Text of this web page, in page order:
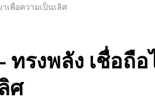
เพื่อความเป็นเลิศ
ทรงพลัง เชื่อถื
ศ